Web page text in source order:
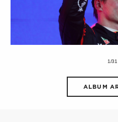
1/31
ALBUM